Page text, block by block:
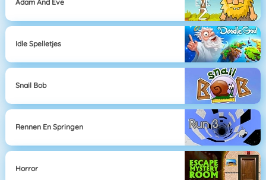
Adam And Eve
Idle Spelletjes
Snail Bob
Rennen En Springen
Horror